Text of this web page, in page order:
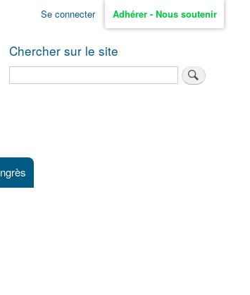
Se connecter Adhérer - Nous soutenir
Chercher sur le site